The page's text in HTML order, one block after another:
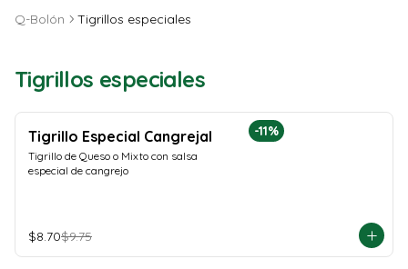
Q-Bolón Tigrillos especiales
Tigrillos especiales
-11%
Tigrillo Especial Cangrejal
Tigrillo de Queso o Mixto con salsa
especial de cangrejo
$8.70$9.75